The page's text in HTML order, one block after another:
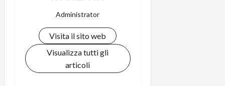
Administrator
Visita il sito web
Visualizza tutti gli
articoli